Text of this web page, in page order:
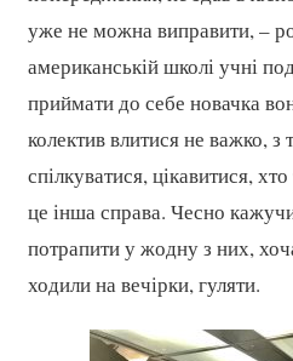
уже не можна виправити, –
американській школі учні
приймати до себе новачка
колектив влитися не важко, з
спілкуватися, цікавитися,
це інша справа. Чесно
потрапити у жодну з них,
ходили на вечірки, гуляти.